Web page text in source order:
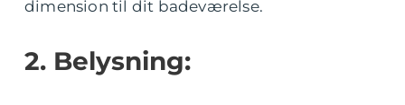
dimension til dit badeværelse.
2. Belysning: